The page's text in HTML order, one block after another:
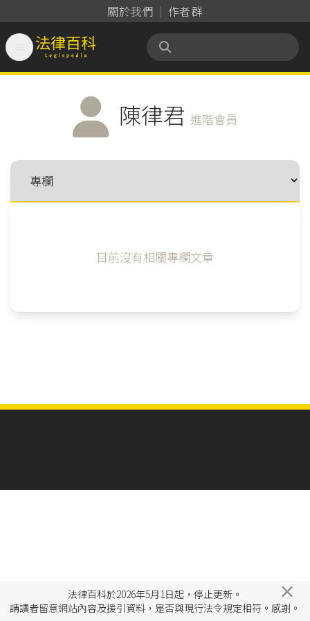
關於我們 作者群
法律百科 Legispedia
陳律君 進階會員
目前沒有相關專欄文章
法律百科於2026年5月1日起，停止更新。
請讀者留意網站內容及援引資料，是否與現行法令規定相符。感謝。
×